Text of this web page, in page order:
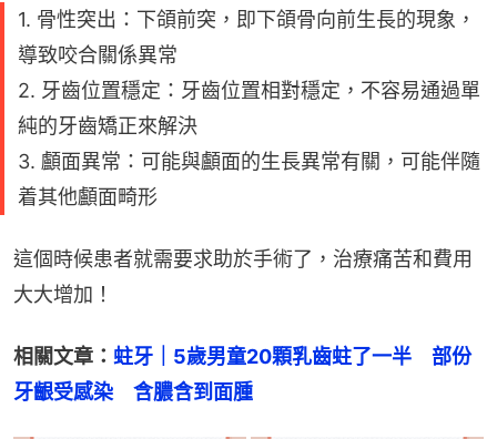
1. 骨性突出：下頜前突，即下頜骨向前生長的現象，
導致咬合關係異常
2. 牙齒位置穩定：牙齒位置相對穩定，不容易通過單
純的牙齒矯正來解決
3. 顱面異常：可能與顱面的生長異常有關，可能伴隨
着其他顱面畸形
這個時候患者就需要求助於手術了，治療痛苦和費用
大大增加！
相關文章： 蛀牙｜5歲男童20顆乳齒蛀了一半　部份
牙齦受感染　含膿含到面腫